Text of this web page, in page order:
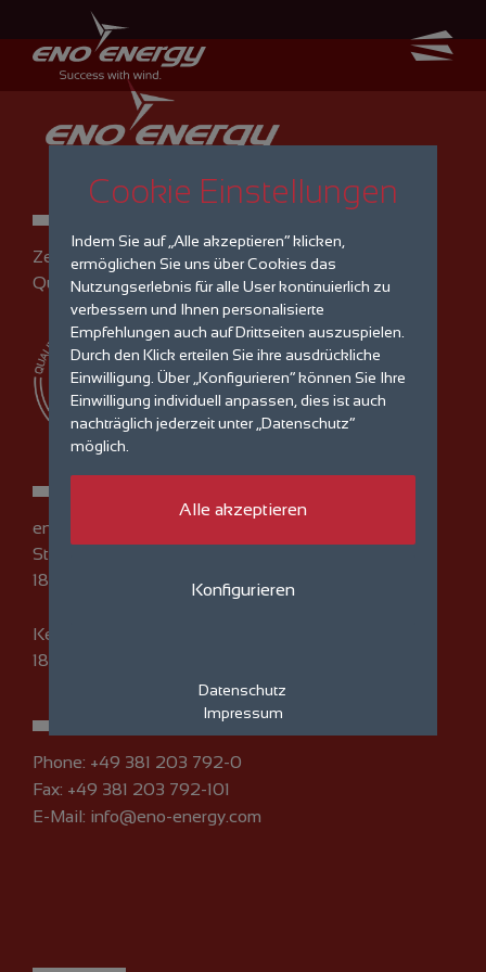
Zertifiziertes
Qualitätsmanagement
eno energy GmbH
Straße am Zeltplatz 7
18230 Rerik
Kempowski-Ufer 1
18055 Rostock
Phone: +49 381 203 792-0
Fax: +49 381 203 792-101
E-Mail: info@eno-energy.com
Cookie Einstellungen
Indem Sie auf „Alle akzeptieren“ klicken,
ermöglichen Sie uns über Cookies das
Nutzungserlebnis für alle User kontinuierlich zu
verbessern und Ihnen personalisierte
Empfehlungen auch auf Drittseiten auszuspielen.
Durch den Klick erteilen Sie ihre ausdrückliche
Einwilligung. Über „Konfigurieren“ können Sie Ihre
Einwilligung individuell anpassen, dies ist auch
nachträglich jederzeit unter „Datenschutz“
möglich.
Alle akzeptieren
Konfigurieren
Datenschutz
Impressum